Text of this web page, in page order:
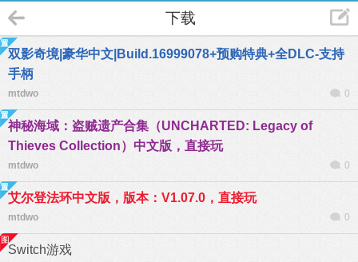
下载
双影奇境|豪华中文|Build.16999078+预购特典+全DLC-支持
手柄
mtdwo 0
神秘海域：盗贼遗产合集（UNCHARTED: Legacy of
Thieves Collection）中文版，直接玩
mtdwo 0
艾尔登法环中文版，版本：V1.07.0，直接玩
mtdwo 0
Switch游戏